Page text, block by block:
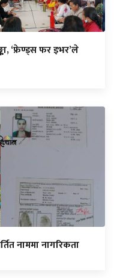
‘फ्रेण्ड्स फर इभर’ले
नाममा नागरिकता